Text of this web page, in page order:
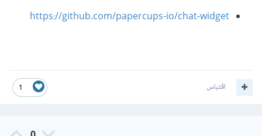
https://github.com/papercups-io/chat-widget
1 اقتباس